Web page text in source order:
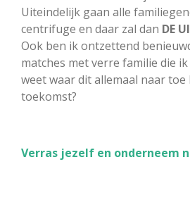
Uiteindelijk gaan alle
centrifuge en daar zal dan DE
Ook ben ik ontzettend
matches met verre familie die
weet waar dit allemaal naar toe
toekomst?
Verras jezelf en onderneem